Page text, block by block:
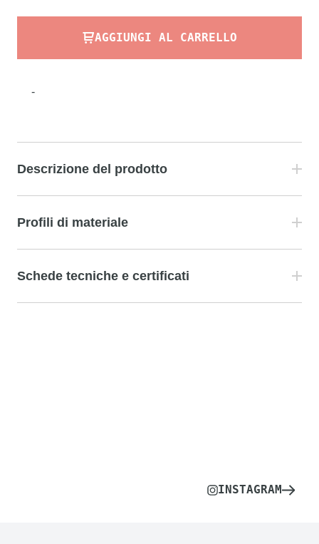
AGGIUNGI AL CARRELLO
-
Descrizione del prodotto
Profili di materiale
Schede tecniche e certificati
INSTAGRAM